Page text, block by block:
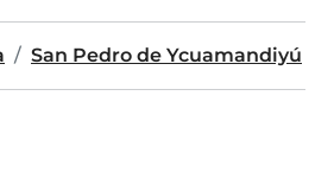
San Pedro de Ycuamandiyú